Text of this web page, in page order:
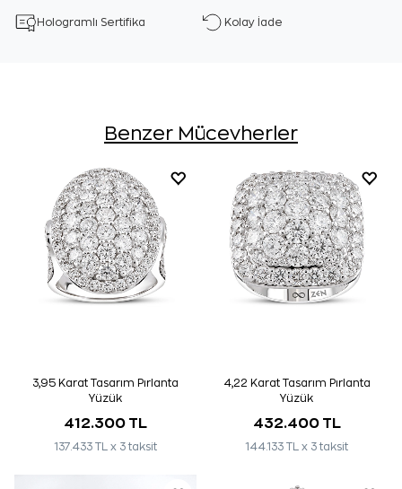
Hologramlı Sertifika Kolay İade
Benzer Mücevherler
3,95 Karat Tasarım Pırlanta
Yüzük
412.300 TL
137.433 TL x 3 taksit
4,22 Karat Tasarım Pırlanta
Yüzük
432.400 TL
144.133 TL x 3 taksit